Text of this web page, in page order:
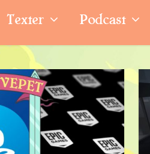
Texter Podcast